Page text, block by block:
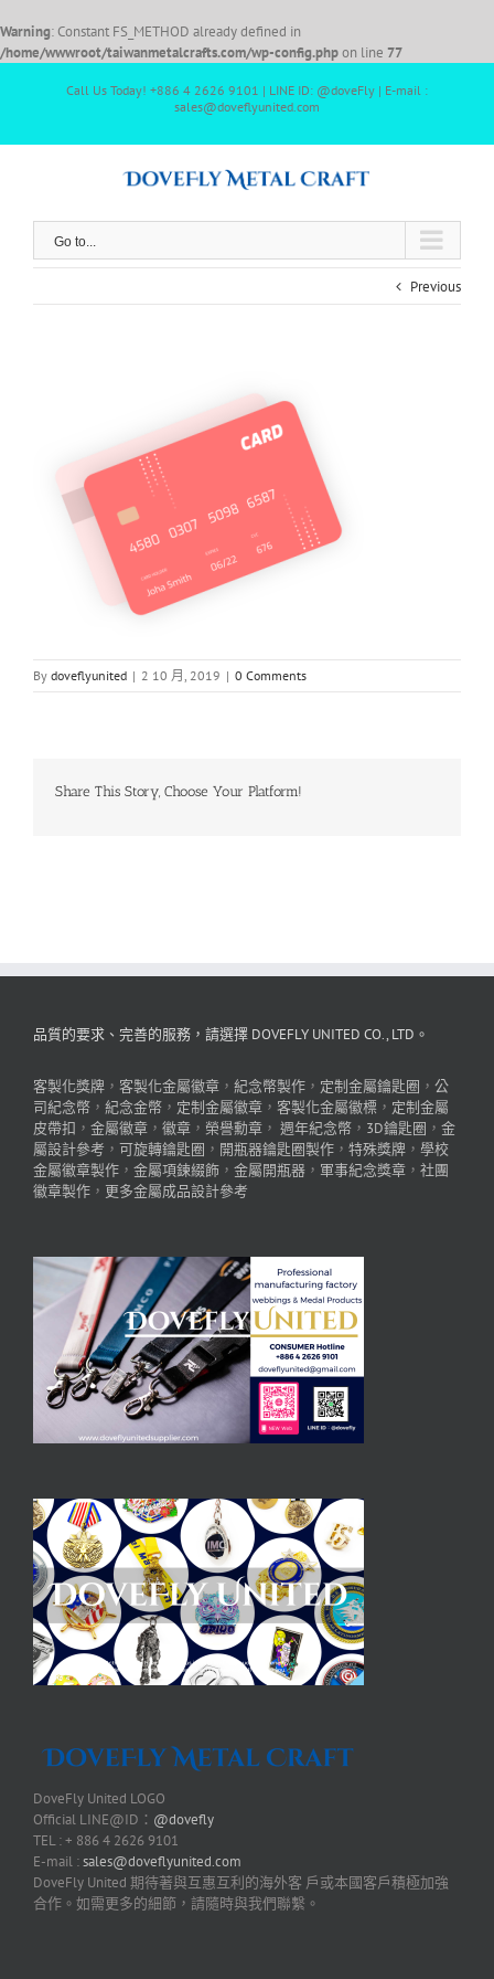
Warning: Constant FS_METHOD already defined in
/home/wwwroot/taiwanmetalcrafts.com/wp-config.phpon line 77
Call Us Today! +886 4 2626 9101 | LINE ID: @doveFly | E-mail :
sales@doveflyunited.com
Go to...
Previous
By doveflyunited | 2 10 月, 2019 | 0 Comments
Share This Story, Choose Your Platform!
品質的要求、完善的服務，請選擇 DOVEFLY UNITED CO., LTD。
客製化獎牌 ， 客製化金屬徽章 ， 紀念幣製作 ， 定制金屬鑰匙圈 ， 公
司紀念幣 ， 紀念金幣 ， 定制金屬徽章 ， 客製化金屬徽標 ， 定制金屬
皮帶扣 ， 金屬徽章 ， 徽章 ， 榮譽勳章 ， 週年紀念幣 ， 3D鑰匙圈 ， 金
屬設計參考 ， 可旋轉鑰匙圈 ， 開瓶器鑰匙圈製作 ， 特殊獎牌 ， 學校
金屬徽章製作 ， 金屬項鍊綴飾 ， 金屬開瓶器 ， 軍事紀念獎章 ， 社團
徽章製作 ， 更多金屬成品設計參考
DoveFly United LOGO
Official LINE@ID： @dovefly
TEL : + 886 4 2626 9101
E-mail :sales@doveflyunited.com
DoveFly United 期待著與互惠互利的海外客 戶或本國客戶積極加強
合作。如需更多的細節，請隨時與我們聯繫。